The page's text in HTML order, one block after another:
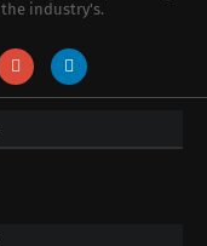
industry's.